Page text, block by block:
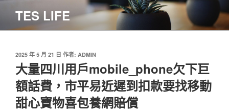
主
TES LIFE
發
於
2025 年 5 月 21 日 作者: ADMIN
大量四川用戶mobile_phone欠下巨
額話費，市平易近遲到扣款要找移動
甜心寶物喜包養網賠償